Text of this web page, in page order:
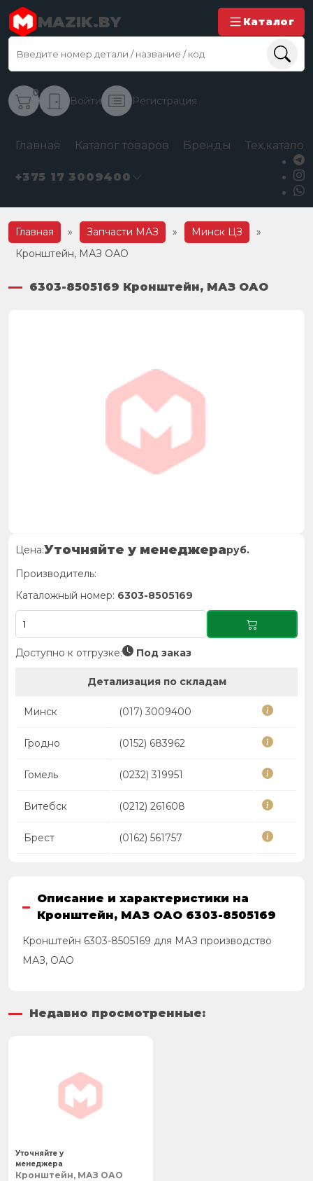
MAZIK.BY Каталог
0
Войти Регистрация
Главная Каталог товаров Бренды
+375 17 3009400
Главная » Запчасти МАЗ » Минск ЦЗ
»
Кронштейн, МАЗ ОАО
6303-8505169 Кронштейн, МАЗ ОАО
Цена:Уточняйте у менеджераруб.
Производитель:
Каталожный номер: 6303-8505169
Доступно к отгрузке: Под заказ
Детализация по складам
Минск (017) 3009400
Гродно (0152) 683962
Гомель (0232) 319951
Витебск (0212) 261608
Брест (0162) 561757
Описание и характеристики на
Кронштейн, МАЗ ОАО 6303-8505169
Кронштейн 6303-8505169 для МАЗ производство
МАЗ, ОАО
Недавно просмотренные:
Кронштейн, МАЗ ОАО
Уточняйте у
менеджера